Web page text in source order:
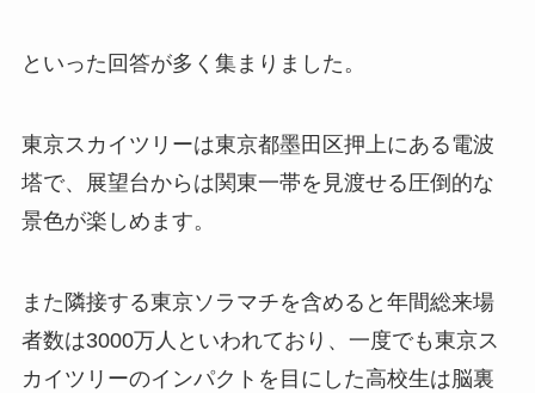
といった回答が多く集まりました。
東京スカイツリーは東京都墨田区押上にある電波
塔で、展望台からは関東一帯を見渡せる圧倒的な
景色が楽しめます。
また隣接する東京ソラマチを含めると年間総来場
者数は3000万人といわれており、一度でも東京ス
カイツリーのインパクトを目にした高校生は脳裏